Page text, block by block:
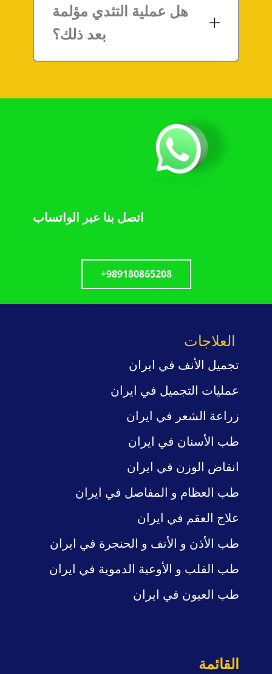
هل عملية التثدي مؤلمة
بعد ذلك؟
اتصل بنا عبر الواتساب
+989180865208
القائمة
تجميل الأنف في ايران
عمليات التجميل في ايران
زراعة الشعر في ايران
طب الأسنان في ايران
انقاض الوزن في ايران
طب العظام و المفاصل في ايران
علاج العقم في ايران
طب الأذن و الأنف و الحنجرة في ايران
طب القلب و الأوعية الدموية في ايران
طب العيون في ايران